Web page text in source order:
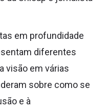
em profundidade
diferentes
visão em várias
sobre como se
e à